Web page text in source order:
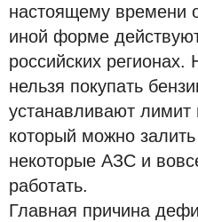
настоящему времени
иной форме
российских регионах.
нельзя покупать
устанавливают
который можно
некоторые АЗС и
работать.
Главная причина